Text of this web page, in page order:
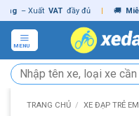
Skip
to
content
Xuất VAT đầy đủ | 🚚 Miễn phí
MENU
Tìm
kiếm:
TRANG CHỦ / XE ĐẠP TRẺ EM